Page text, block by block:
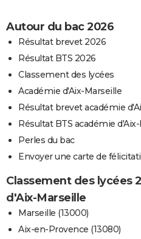
Autour du bac 2026
Résultat brevet 2026
Résultat BTS 2026
Classement des lycées
Académie d'Aix-Marseille
Résultat brevet académie
Résultat BTS académie
Perles du bac
Envoyer une carte de
Classement des lycées
d'Aix-Marseille
Marseille (13000)
Aix-en-Provence (13080)